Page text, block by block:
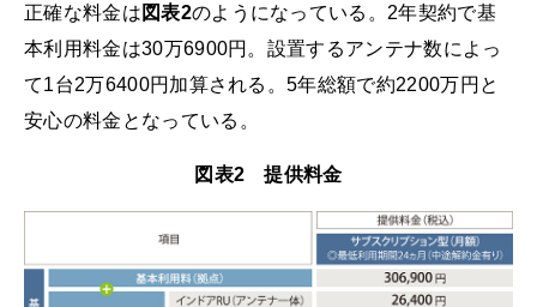
正確な料金は 図表2のようになっている。2年契約で基
本利用料金は30万6900円。設置するアンテナ数によっ
て1台2万6400円加算される。5年総額で約2200万円と
安心の料金となっている。
図表2 提供料金